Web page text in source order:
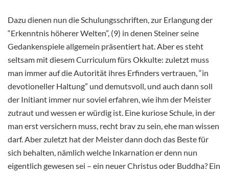
Dazu dienen nun die Schulungsschriften, zur Erlangung der
“Erkenntnis höherer Welten”, (9) in denen Steiner seine
Gedankenspiele allgemein präsentiert hat. Aber es steht
seltsam mit diesem Curriculum fürs Okkulte: zuletzt muss
man immer auf die Autorität ihres Erfinders vertrauen, “in
devotioneller Haltung” und demutsvoll, und auch dann soll
der Initiant immer nur soviel erfahren, wie ihm der Meister
zutraut und wessen er würdig ist. Eine kuriose Schule, in der
man erst versichern muss, recht brav zu sein, ehe man wissen
darf. Aber zuletzt hat der Meister dann doch das Beste für
sich behalten, nämlich welche Inkarnation er denn nun
eigentlich gewesen sei – ein neuer Christus oder Buddha? Ein